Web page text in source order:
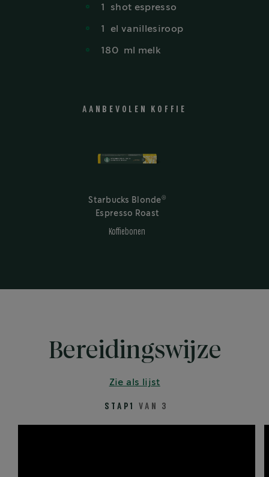
1 shot espresso
1 el vanillesiroop
180 ml melk
AANBEVOLEN KOFFIE
Starbucks Blonde®
Espresso Roast
Koffiebonen
Bereidingswijze
Zie als lijst
STAP1 VAN 3